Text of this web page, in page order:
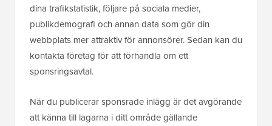
dina trafikstatistik, följare på sociala medier,
publikdemografi och annan data som gör din
webbplats mer attraktiv för annonsörer. Sedan kan du
kontakta företag för att förhandla om ett
sponsringsavtal.
När du publicerar sponsrade inlägg är det avgörande
att känna till lagarna i ditt område gällande